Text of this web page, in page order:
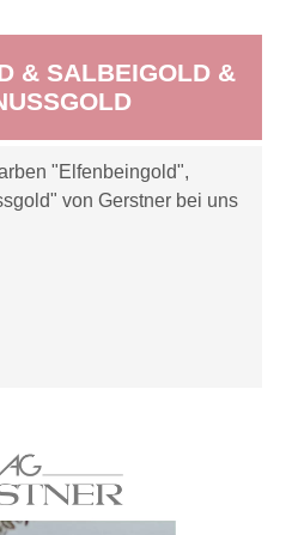
& SALBEIGOLD &
"Elfenbeingold",
von Gerstner bei uns